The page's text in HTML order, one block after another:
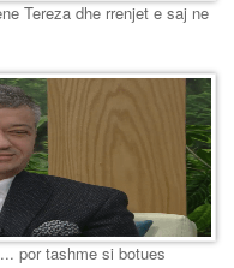
Tereza dhe rrenjet e saj ne
por tashme si botues